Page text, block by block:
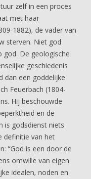
zelf in een proces
met haar
1882), de vader van
sterven. Niet god
god. De geologische
geschiedenis
dan een goddelijke
Feuerbach (1804-
Hij beschouwde
en de
is godsdienst niets
definitie van het
“God is een door de
omwille van eigen
idealen, noden en